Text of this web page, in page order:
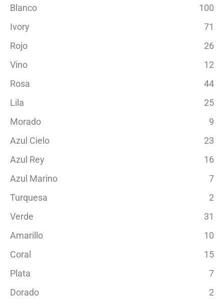
Blanco
100
Ivory
71
Rojo
26
Vino
12
Rosa
44
Lila
25
Morado
9
Azul Cielo
23
Azul Rey
16
Azul Marino
7
Turquesa
2
Verde
31
Amarillo
10
Coral
15
Plata
7
Dorado
2